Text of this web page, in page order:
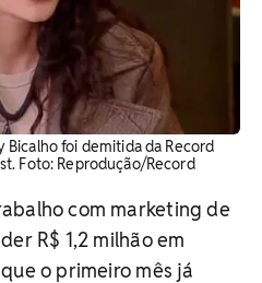
Bicalho foi demitida da Record
Foto: Reprodução/Record
com marketing de
R$ 1,2 milhão em
o primeiro mês já